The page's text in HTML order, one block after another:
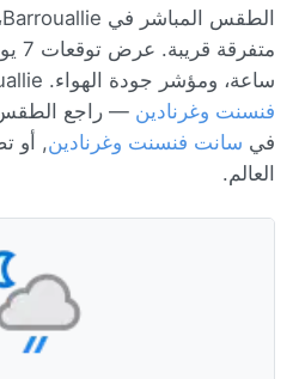
ساعة، ومؤشر جودة الهواء. Barrouallie تقع في
فنسنت وغرنادين — راجع الطقس
في سانت فنسنت وغرنادين, أو
العالم.